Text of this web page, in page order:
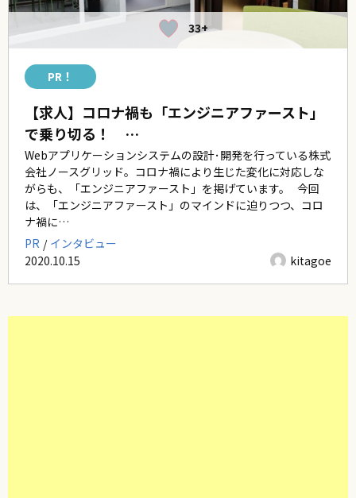
33+
PR！
【求人】コロナ禍も「エンジニアファースト」
で乗り切る！ …
Webアプリケーションシステムの設計･開発を行っている株式
会社ノースグリッド。コロナ禍により生じた変化に対応しな
がらも、「エンジニアファースト」を掲げています。 今回
は、「エンジニアファースト」のマインドに迫りつつ、コロ
ナ禍に…
PR
インタビュー
2020.10.15
kitagoe